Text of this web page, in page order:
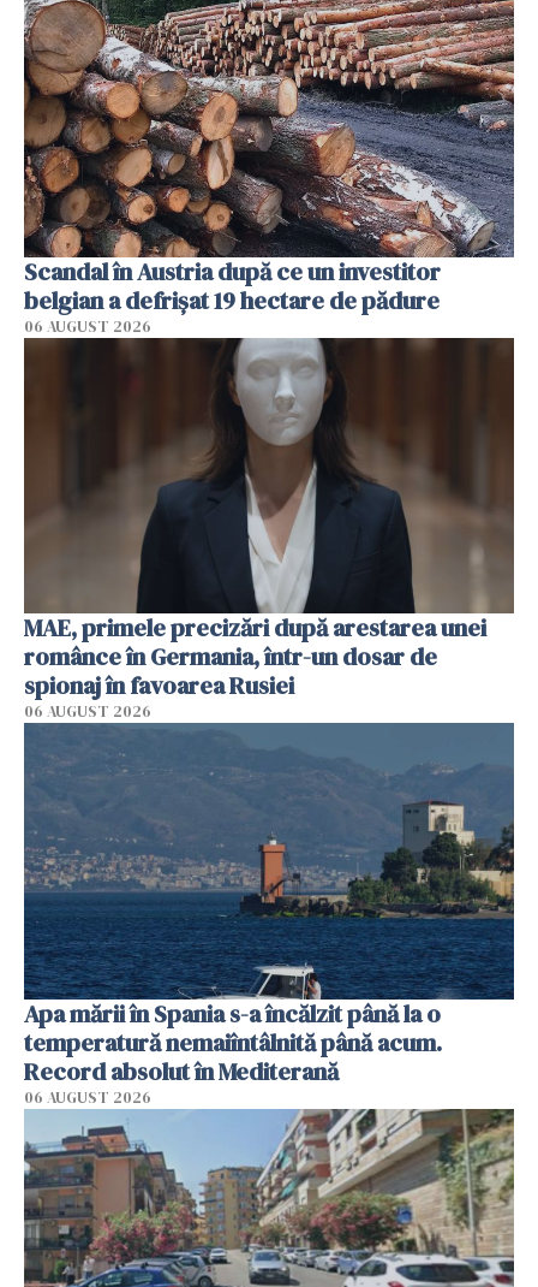
Scandal în Austria după ce un investitor
belgian a defrișat 19 hectare de pădure
06 AUGUST 2026
MAE, primele precizări după arestarea unei
românce în Germania, într-un dosar de
spionaj în favoarea Rusiei
06 AUGUST 2026
Apa mării în Spania s-a încălzit până la o
temperatură nemaiîntâlnită până acum.
Record absolut în Mediterană
06 AUGUST 2026